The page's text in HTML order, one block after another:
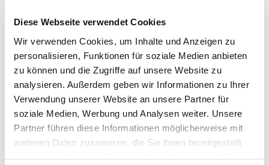
Diese Webseite verwendet Cookies
Wir verwenden Cookies, um Inhalte und Anzeigen zu
personalisieren, Funktionen für soziale Medien anbieten
zu können und die Zugriffe auf unsere Website zu
analysieren. Außerdem geben wir Informationen zu Ihrer
Verwendung unserer Website an unsere Partner für
soziale Medien, Werbung und Analysen weiter. Unsere
Partner führen diese Informationen möglicherweise mit
weiteren Daten zusammen, die Sie ihnen bereitgestellt
Dies könnte Sie auch
interessieren